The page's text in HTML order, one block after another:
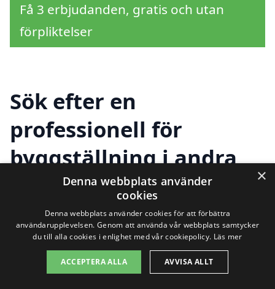
Få 3 erbjudanden, gratis och utan
förpliktelser
Sök efter en
professionell för
byggställning i andra
städer nära Vännäs
Att hitta rätt byggställning i Vännäs är en
viktig del av byggprocessen. Oavsett om
du planerar att renovera ditt hem eller
×
Denna webbplats använder
cookies
Denna webbplats använder cookies för att förbättra
användarupplevelsen. Genom att använda vår webbplats samtycker
du till alla cookies i enlighet med vår cookiepolicy. Läs mer
ACCEPTERA ALLA AVVISA ALLT